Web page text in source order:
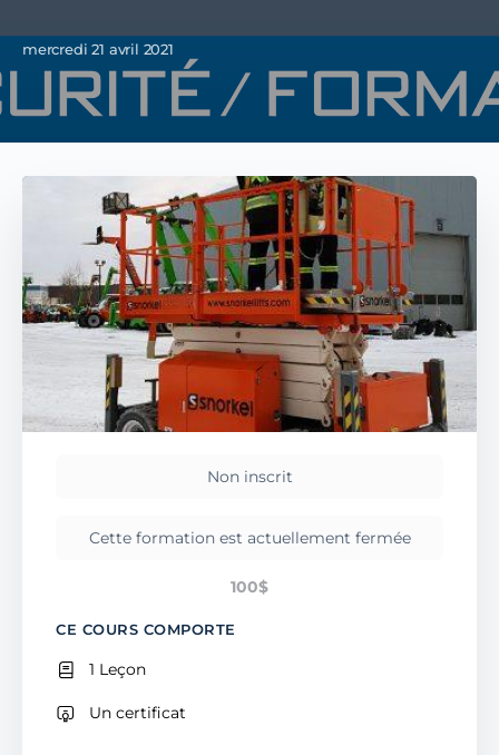
mercredi 21 avril 2021
Non inscrit
Cette formation est actuellement fermée
100$
CE COURS COMPORTE
1 Leçon
Un certificat